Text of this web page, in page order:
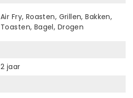
Air Fry, Roasten, Grillen, Bakken,
Toasten, Bagel, Drogen
2 jaar